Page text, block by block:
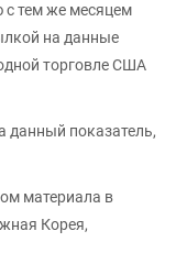
с тем же месяцем
на данные
торговле США
данный показатель,
материала в
Корея,